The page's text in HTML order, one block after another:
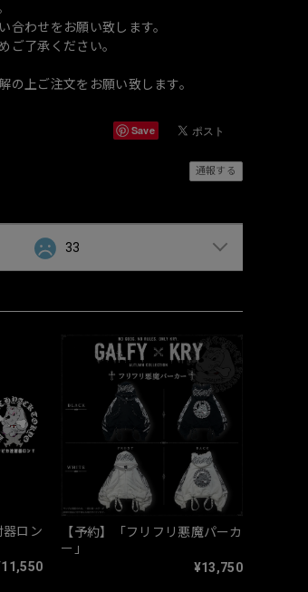
合わせをお願い致します。
ご了承ください。
の上ご注文をお願い致します。
Save
通報する
33
器ロン
【予約】「フリフリ悪魔パーカ
ー」
¥13,750